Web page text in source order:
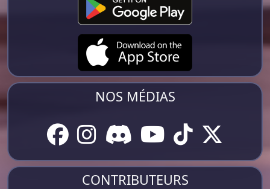
NOS MÉDIAS
CONTRIBUTEURS